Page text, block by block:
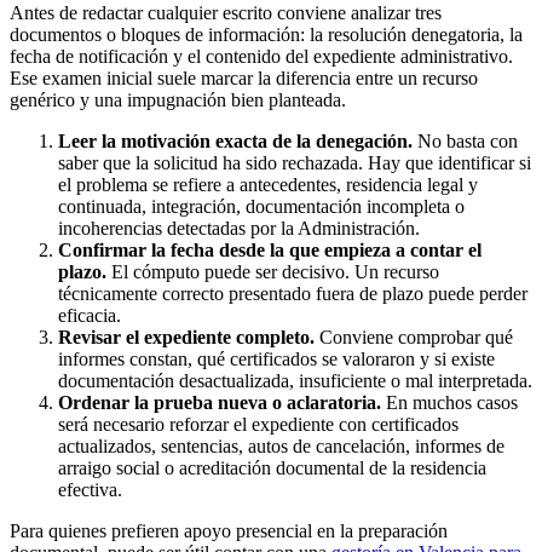
Antes de redactar cualquier escrito conviene analizar tres
documentos o bloques de información: la resolución denegatoria, la
fecha de notificación y el contenido del expediente administrativo.
Ese examen inicial suele marcar la diferencia entre un recurso
genérico y una impugnación bien planteada.
Leer la motivación exacta de la denegación. No basta con
saber que la solicitud ha sido rechazada. Hay que identificar si
el problema se refiere a antecedentes, residencia legal y
continuada, integración, documentación incompleta o
incoherencias detectadas por la Administración.
Confirmar la fecha desde la que empieza a contar el
plazo. El cómputo puede ser decisivo. Un recurso
técnicamente correcto presentado fuera de plazo puede perder
eficacia.
Revisar el expediente completo. Conviene comprobar qué
informes constan, qué certificados se valoraron y si existe
documentación desactualizada, insuficiente o mal interpretada.
Ordenar la prueba nueva o aclaratoria. En muchos casos
será necesario reforzar el expediente con certificados
actualizados, sentencias, autos de cancelación, informes de
arraigo social o acreditación documental de la residencia
efectiva.
Para quienes prefieren apoyo presencial en la preparación